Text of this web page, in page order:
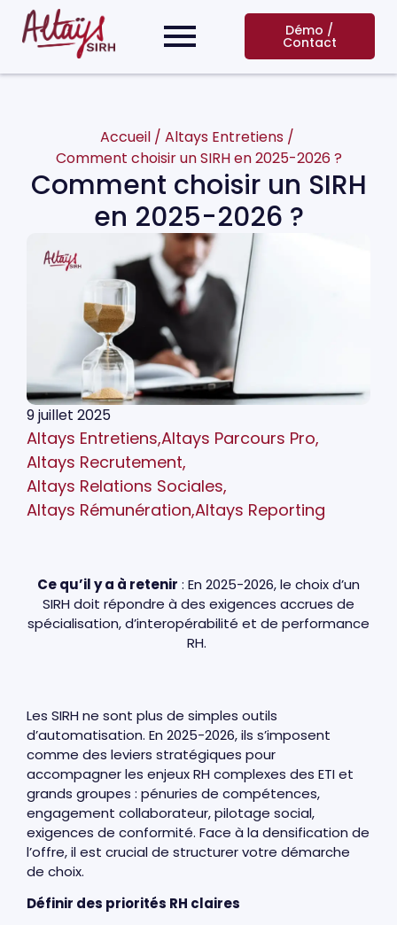
Démo /
Contact
Accueil / Altays Entretiens /
Comment choisir un SIRH en 2025-2026 ?
Comment choisir un SIRH
en 2025-2026 ?
9 juillet 2025
Altays Entretiens,Altays Parcours Pro,
Altays Recrutement,
Altays Relations Sociales,
Altays Rémunération,Altays Reporting
Ce qu’il y a à retenir : En 2025-2026, le choix d’un
SIRH doit répondre à des exigences accrues de
spécialisation, d’interopérabilité et de performance
RH.
Les SIRH ne sont plus de simples outils
d’automatisation. En 2025-2026, ils s’imposent
comme des leviers stratégiques pour
accompagner les enjeux RH complexes des ETI et
grands groupes : pénuries de compétences,
engagement collaborateur, pilotage social,
exigences de conformité. Face à la densification de
l’offre, il est crucial de structurer votre démarche
de choix.
Définir des priorités RH claires